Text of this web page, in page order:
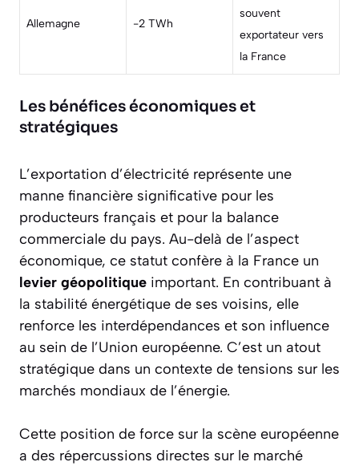
Allemagne -2 TWh
souvent
exportateur vers
la France
Les bénéfices économiques et
stratégiques
L’exportation d’électricité représente une
manne financière significative pour les
producteurs français et pour la balance
commerciale du pays. Au-delà de l’aspect
économique, ce statut confère à la France un
levier géopolitique important. En contribuant à
la stabilité énergétique de ses voisins, elle
renforce les interdépendances et son influence
au sein de l’Union européenne. C’est un atout
stratégique dans un contexte de tensions sur les
marchés mondiaux de l’énergie.
Cette position de force sur la scène européenne
a des répercussions directes sur le marché